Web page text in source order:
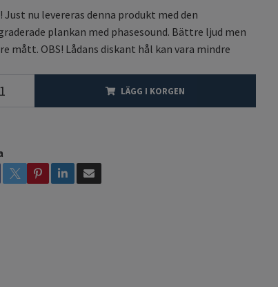
Just nu levereras denna produkt med den
plankan med phasesound. Bättre ljud men
mått. OBS! Lådans diskant hål kan vara mindre
LÄGG I KORGEN